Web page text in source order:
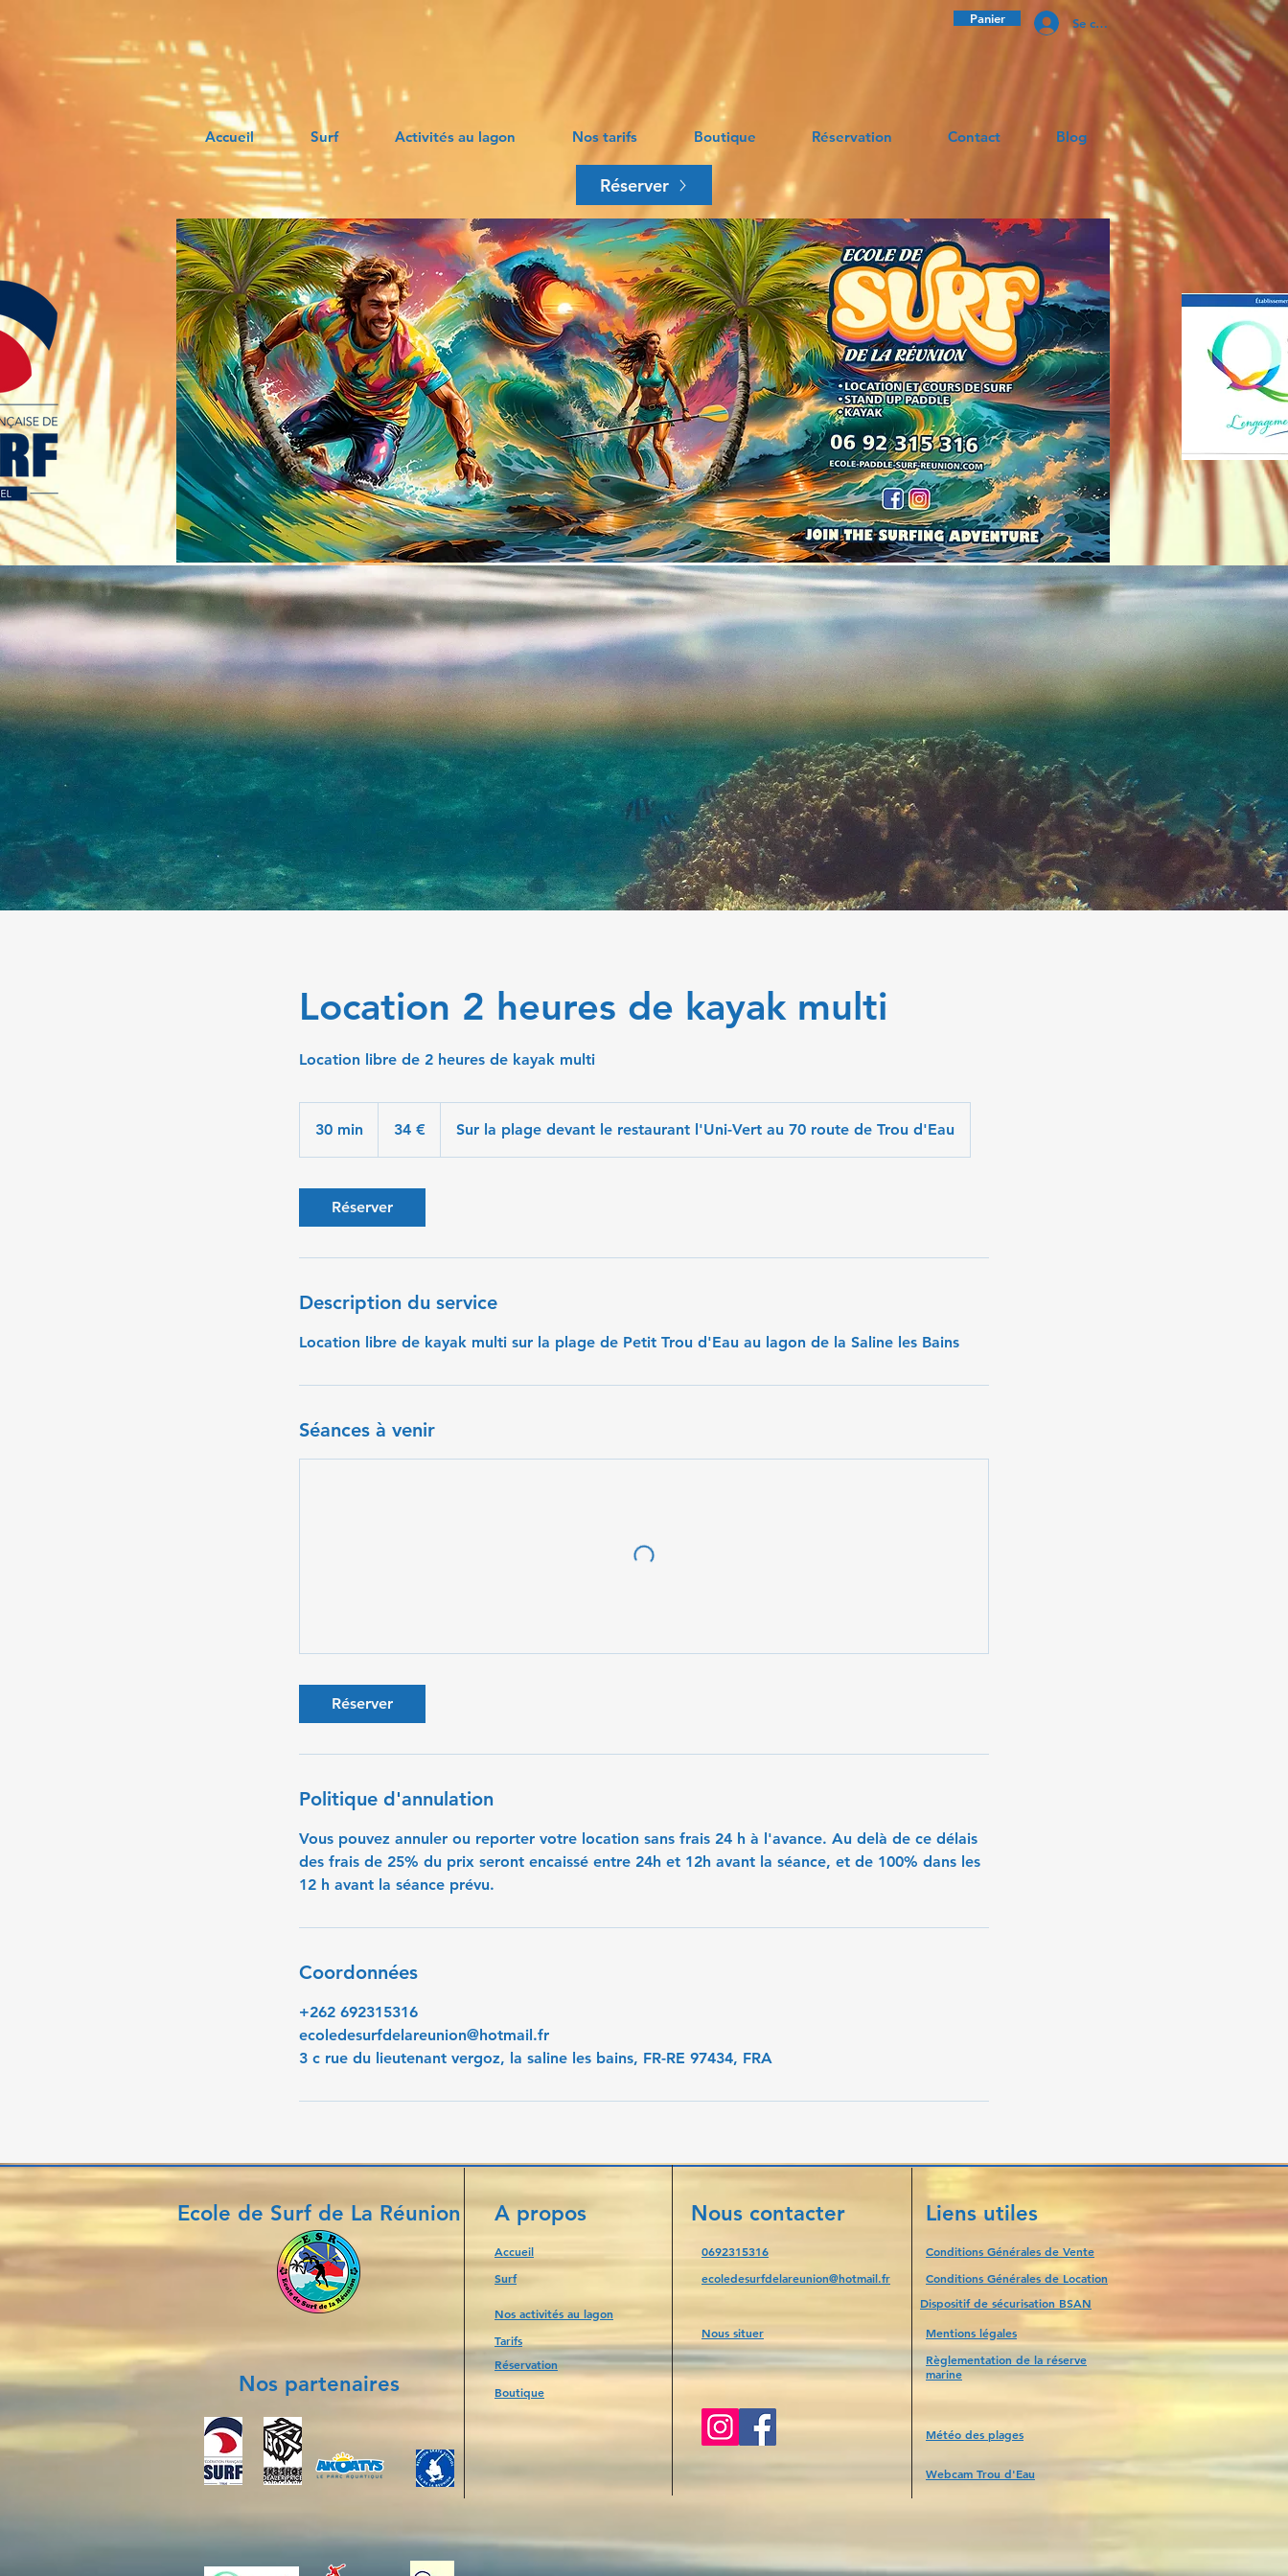
Panier Se connecter
Accueil Surf Activités au lagon Nos tarifs Boutique Réservation Contact Blog
Réserver
Location 2 heures de kayak multi
Location libre de 2 heures de kayak multi
30 min
0
34 € Sur la plage devant le restaurant l'Uni-Vert au 70 route de Trou d'Eau
Réserver
Description du service
Location libre de kayak multi sur la plage de Petit Trou d'Eau au lagon de la Saline les Bains
Séances à venir
Réserver
Politique d'annulation
Vous pouvez annuler ou reporter votre location sans frais 24 h à l'avance. Au delà de ce délais
des frais de 25% du prix seront encaissé entre 24h et 12h avant la séance, et de 100% dans les
12 h avant la séance prévu.
Coordonnées
+262 692315316
ecoledesurfdelareunion@hotmail.fr
3 c rue du lieutenant vergoz, la saline les bains, FR-RE 97434, FRA
Ecole de Surf de La Réunion
Nos partenaires
A propos
Accueil
Surf
Nos activités au lagon
Tarifs
Boutique
Nous situer
Liens utiles
Nous contacter
Conditions Générales de Vente
Mentions légales
0692315316
ecoledesurfdelareunion@hotmail.fr
Météo des plages
Webcam Trou d'Eau
Conditions Générales de Location
Règlementation de la réserve
marine
Réservation
Dispositif de sécurisation BSAN